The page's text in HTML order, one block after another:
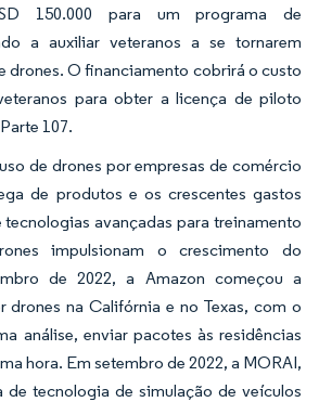
150.000 para um programa de
a auxiliar veteranos a se tornarem
drones. O financiamento cobrirá o custo
para obter a licença de piloto
107.
de drones por empresas de comércio
de produtos e os crescentes gastos
avançadas para treinamento
impulsionam o crescimento do
de 2022, a Amazon começou a
drones na Califórnia e no Texas, com o
análise, enviar pacotes às residências
hora. Em setembro de 2022, a MORAI,
de tecnologia de simulação de veículos